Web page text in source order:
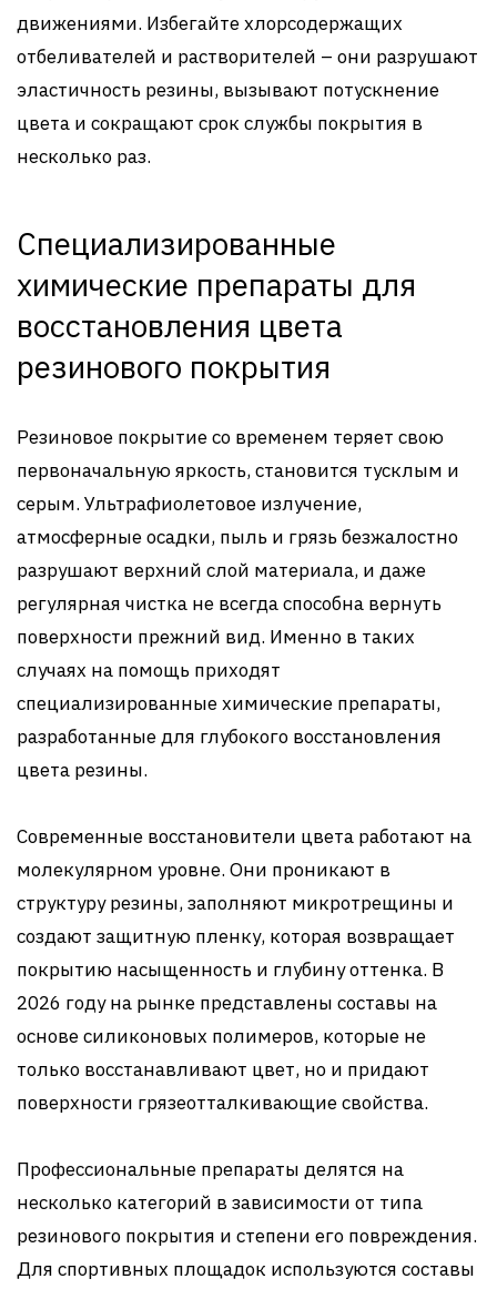
движениями. Избегайте хлорсодержащих
отбеливателей и растворителей – они разрушают
эластичность резины, вызывают потускнение
цвета и сокращают срок службы покрытия в
несколько раз.
Специализированные
химические препараты для
восстановления цвета
резинового покрытия
Резиновое покрытие со временем теряет свою
первоначальную яркость, становится тусклым и
серым. Ультрафиолетовое излучение,
атмосферные осадки, пыль и грязь безжалостно
разрушают верхний слой материала, и даже
регулярная чистка не всегда способна вернуть
поверхности прежний вид. Именно в таких
случаях на помощь приходят
специализированные химические препараты,
разработанные для глубокого восстановления
цвета резины.
Современные восстановители цвета работают на
молекулярном уровне. Они проникают в
структуру резины, заполняют микротрещины и
создают защитную пленку, которая возвращает
покрытию насыщенность и глубину оттенка. В
2026 году на рынке представлены составы на
основе силиконовых полимеров, которые не
только восстанавливают цвет, но и придают
поверхности грязеотталкивающие свойства.
Профессиональные препараты делятся на
несколько категорий в зависимости от типа
резинового покрытия и степени его повреждения.
Для спортивных площадок используются составы